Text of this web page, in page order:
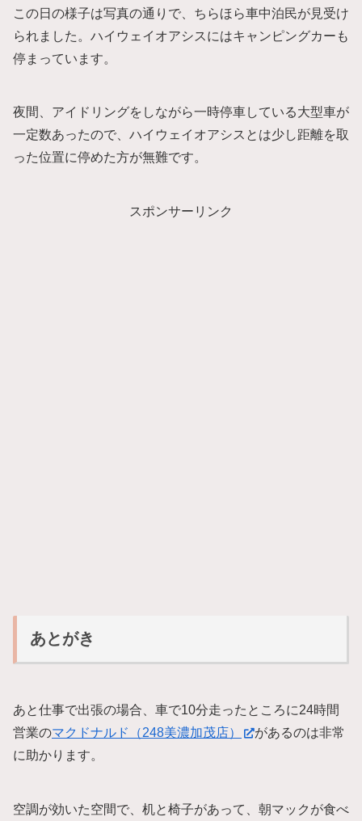
この日の様子は写真の通りで、ちらほら車中泊民が見受け
られました。ハイウェイオアシスにはキャンピングカーも
停まっています。
夜間、アイドリングをしながら一時停車している大型車が
一定数あったので、ハイウェイオアシスとは少し距離を取
った位置に停めた方が無難です。
スポンサーリンク
あとがき
あと仕事で出張の場合、車で10分走ったところに24時間
営業のマクドナルド（248美濃加茂店）
があるのは非常
に助かります。
空調が効いた空間で、机と椅子があって、朝マックが食べ